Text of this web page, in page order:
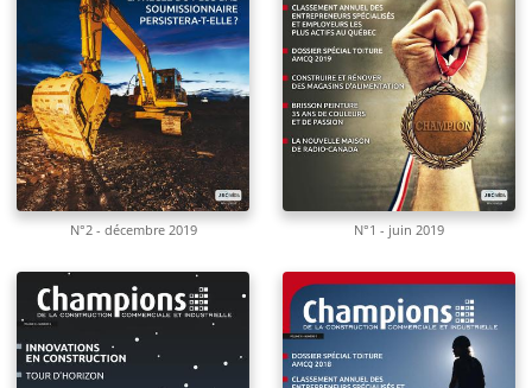
N°2 - décembre 2019 N°1 - juin 2019